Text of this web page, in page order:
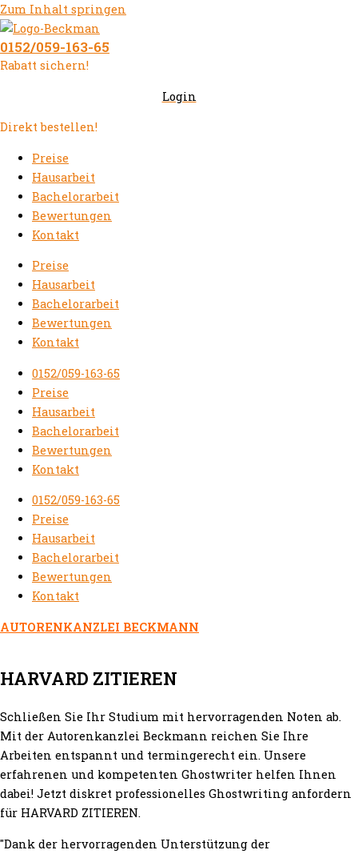
Zum Inhalt springen
0152/059-163-65
Rabatt sichern!
Login
Direkt bestellen!
Preise
Hausarbeit
Bachelorarbeit
Bewertungen
Kontakt
Preise
Hausarbeit
Bachelorarbeit
Bewertungen
Kontakt
0152/059-163-65
Preise
Hausarbeit
Bachelorarbeit
Bewertungen
Kontakt
0152/059-163-65
Preise
Hausarbeit
Bachelorarbeit
Bewertungen
Kontakt
AUTORENKANZLEI BECKMANN
HARVARD ZITIEREN
Schließen Sie Ihr Studium mit hervorragenden Noten ab.
Mit der Autorenkanzlei Beckmann reichen Sie Ihre
Arbeiten entspannt und termingerecht ein. Unsere
erfahrenen und kompetenten Ghostwriter helfen Ihnen
dabei! Jetzt diskret professionelles Ghostwriting anfordern
für HARVARD ZITIEREN.
"Dank der hervorragenden Unterstützung der